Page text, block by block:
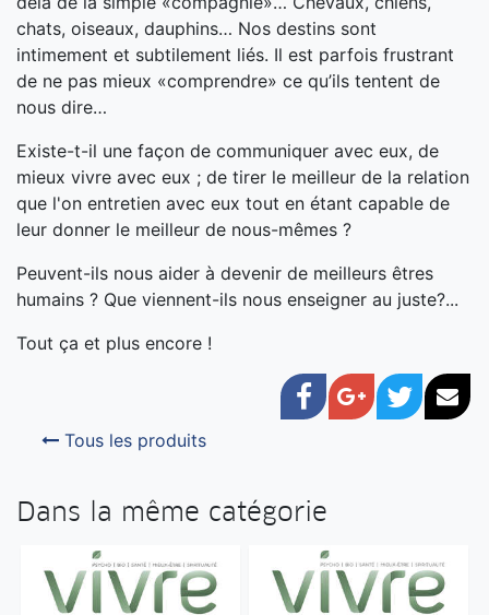
chats, oiseaux, dauphins… Nos destins sont
intimement et subtilement liés. Il est parfois frustrant
de ne pas mieux «comprendre» ce qu’ils tentent de
nous dire…
Existe-t-il une façon de communiquer avec eux, de
mieux vivre avec eux ; de tirer le meilleur de la relation
que l'on entretien avec eux tout en étant capable de
leur donner le meilleur de nous-mêmes ?
Peuvent-ils nous aider à devenir de meilleurs êtres
humains ? Que viennent-ils nous enseigner au juste?...
Tout ça et plus encore !
Facebook
Google+
Twitter
Tous les produits
Dans la même catégorie